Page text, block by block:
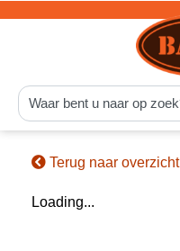
Terug naar overzicht
Loading...